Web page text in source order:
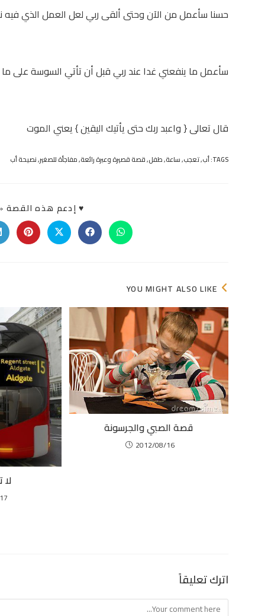
حسنا سأعمل من الآن وحتى ألقى ربي لعل العمل الذي فيه
سأعمل ما ينفعني غدا عند ربي قبل أن تأتي السوسة على
قال تعالى { واعبد ربك حتى يأتيك اليقين } يعني الموت
TAGS: أب,تعجب,ساعة,طفل,قصة قصيرة وعبرة رائعة,مفاجأة للصغير,نصيحة أب
♥ إدعم هذه القصة
Opens
in
Opens
in
Opens
in
Opens
in
YOU MIGHT ALSO LIKE
قصة الصبي والجرسونة
2012/08/16
اترك تعليقاً
Comment